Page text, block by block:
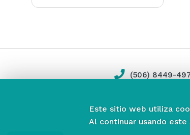
(506) 8449-
Este sitio web utiliza
Al continuar usando